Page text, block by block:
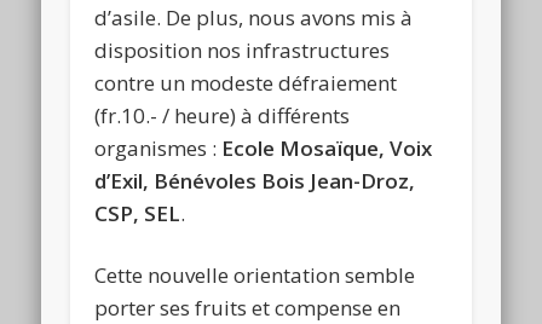
d’asile. De plus, nous avons mis à
disposition nos infrastructures
contre un modeste défraiement
(fr.10.- / heure) à différents
organismes : Ecole Mosaïque, Voix
d’Exil, Bénévoles Bois Jean-Droz,
CSP, SEL.
Cette nouvelle orientation semble
porter ses fruits et compense en